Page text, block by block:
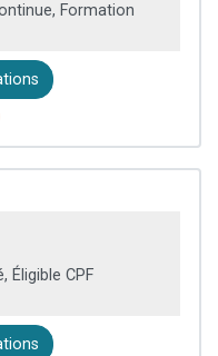
Formation
Éligible CPF